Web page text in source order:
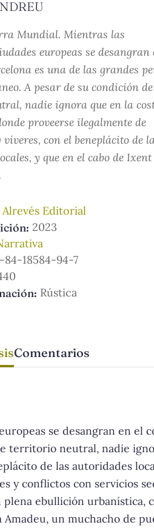
Mundial. Mientras las
europeas se desangran
es una de las grandes
A pesar de su condición de
nadie ignora que en la
proveerse ilegalmente de
con el beneplácito de
y que en el cabo de Ixent
Alrevés Editorial
2023
84-18584-94-7
Rústica
Comentarios
se desangran en el
territorio neutral, nadie
de las autoridades
y conflictos con servicios
ebullición urbanística,
un muchacho de